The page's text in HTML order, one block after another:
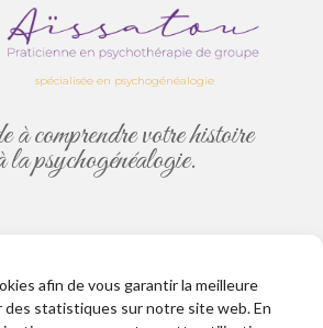
afin de vous garantir la meilleure
des statistiques sur notre site web. En
spécialisée en psychogénéalogie
comprendre votre histoire
la psychogénéalogie.